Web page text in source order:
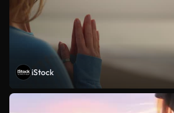
iStock